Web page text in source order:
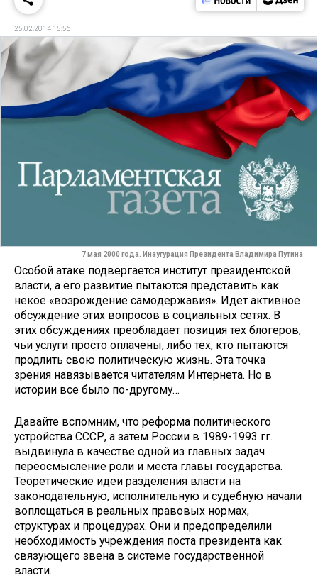
25.02.2014 15:56
7 мая 2000 года. Инаугурация Президента Владимира Путина
Особой атаке подвергается ин­ститут президентской
власти, а его развитие пытаются пред­ставить как
некое «возрождение само­державия». Идет активное
обсуждение этих вопросов в социальных сетях. В
этих обсуждениях преобладает пози­ция тех блогеров,
чьи услуги просто оплачены, либо тех, кто пытаются
продлить свою политическую жизнь. Эта точка
зрения навязывается чита­телям Интернета. Но в
истории все было по-другому…
Давайте вспомним, что реформа политического
устройства СССР, а за­тем России в 1989-1993 гг.
выдвинула в качестве одной из главных задач
переосмысление роли и места главы государства.
Теоретические идеи раз­деления власти на
законодательную, исполнительную и судебную начали
воплощаться в реальных правовых нормах,
структурах и процедурах. Они и предопределили
необходимость уч­реждения поста президента как
связу­ющего звена в системе государствен­ной
власти.